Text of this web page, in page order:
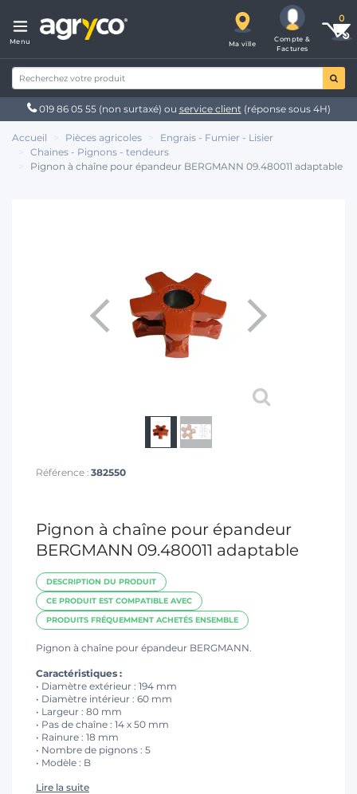
Menu Ma ville
Compte &
Factures
019 86 05 55 (non surtaxé) ou service client(réponse sous 4H)
Accueil Pièces agricoles
Engrais - Fumier - Lisier
Chaines - Pignons - tendeurs
Pignon à chaîne pour épandeur BERGMANN 09.480011 adaptable
Référence : 382550
Pignon à chaîne pour épandeur
BERGMANN 09.480011 adaptable
DESCRIPTION DU PRODUIT
CE PRODUIT EST COMPATIBLE AVEC
PRODUITS FRÉQUEMMENT ACHETÉS ENSEMBLE
Pignon à chaîne pour épandeur BERGMANN.
Caractéristiques :
• Diamètre extérieur : 194 mm
• Diamètre intérieur : 60 mm
• Largeur : 80 mm
• Pas de chaîne : 14 x 50 mm
• Rainure : 18 mm
• Nombre de pignons : 5
• Modèle : B
Lire la suite